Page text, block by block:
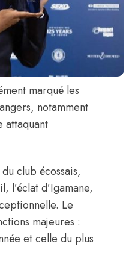
marqué les
notamment
attaquant
club écossais,
l’éclat d’Igamane,
Le
majeures :
et celle du plus